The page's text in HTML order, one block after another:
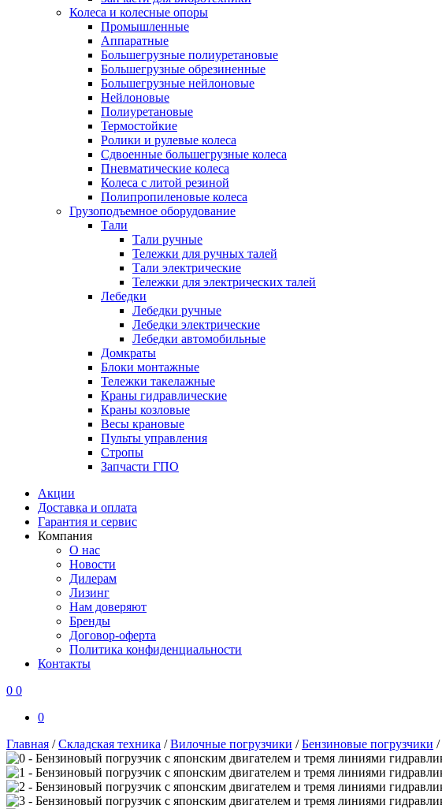
Колеса и колесные опоры
Промышленные
Аппаратные
Большегрузные полиуретановые
Большегрузные обрезиненные
Большегрузные нейлоновые
Нейлоновые
Полиуретановые
Термостойкие
Ролики и рулевые колеса
Сдвоенные большегрузные колеса
Пневматические колеса
Колеса с литой резиной
Полипропиленовые колеса
Грузоподъемное оборудование
Тали
Тали ручные
Тележки для ручных талей
Тали электрические
Тележки для электрических талей
Лебедки
Лебедки ручные
Лебедки электрические
Лебедки автомобильные
Домкраты
Блоки монтажные
Тележки такелажные
Краны гидравлические
Краны козловые
Весы крановые
Пульты управления
Стропы
Запчасти ГПО
Акции
Доставка и оплата
Гарантия и сервис
Компания
О нас
Новости
Дилерам
Лизинг
Нам доверяют
Бренды
Договор-оферта
Политика конфиденциальности
Контакты
0 0
0
Главная /Складская техника /Вилочные погрузчики /Бензиновые погрузчики /